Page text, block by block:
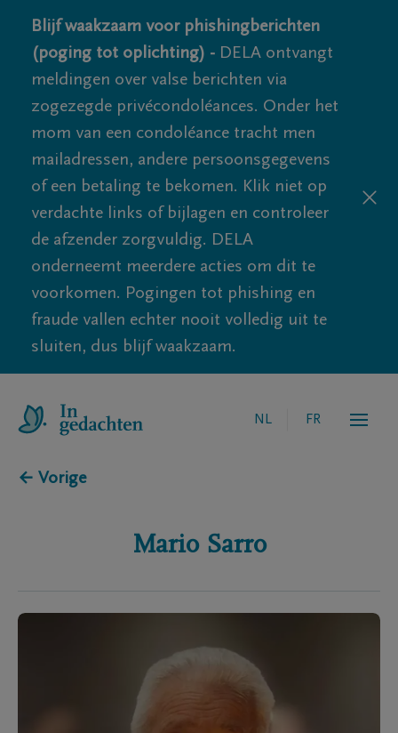
Blijf waakzaam voor phishingberichten
(poging tot oplichting) - DELA ontvangt
meldingen over valse berichten via
zogezegde privécondoléances. Onder het
mom van een condoléance tracht men
mailadressen, andere persoonsgegevens
of een betaling te bekomen. Klik niet op
verdachte links of bijlagen en controleer
de afzender zorgvuldig. DELA
onderneemt meerdere acties om dit te
voorkomen. Pogingen tot phishing en
fraude vallen echter nooit volledig uit te
sluiten, dus blijf waakzaam.
NL FR
← Vorige
Mario Sarro